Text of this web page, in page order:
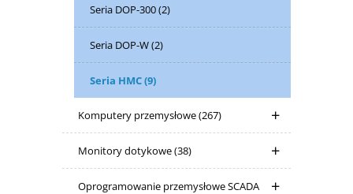
Seria DOP-300(2)
Seria DOP-W(2)
Seria HMC(9)
Komputery przemysłowe(267)
Monitory dotykowe(38)
Oprogramowanie przemysłowe SCADA